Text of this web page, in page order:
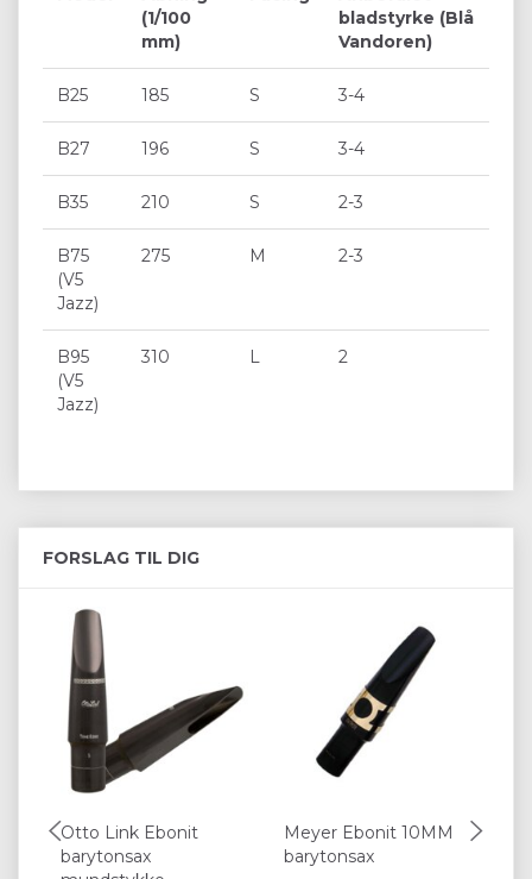
(1/100
mm)
bladstyrke (Blå
Vandoren)
B25 185 S 3-4
B27 196 S 3-4
B35 210 S 2-3
B75
(V5
Jazz)
275 M 2-3
B95
(V5
Jazz)
310 L 2
FORSLAG TIL DIG
Otto Link Ebonit
barytonsax
Meyer Ebonit 10MM
barytonsax